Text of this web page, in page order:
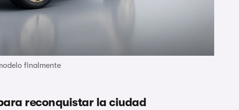
finalmente
reconquistar la ciudad